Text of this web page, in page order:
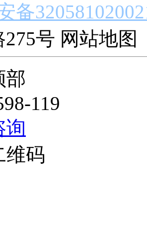
备
号 网站地图
部
119
询
维码